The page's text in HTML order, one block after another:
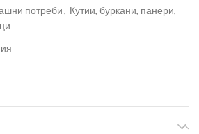
потреби, Кутии, буркани, панери,